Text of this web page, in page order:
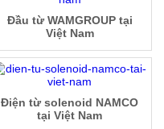
Đầu từ WAMGROUP tại
Việt Nam
Điện từ solenoid NAMCO
tại Việt Nam